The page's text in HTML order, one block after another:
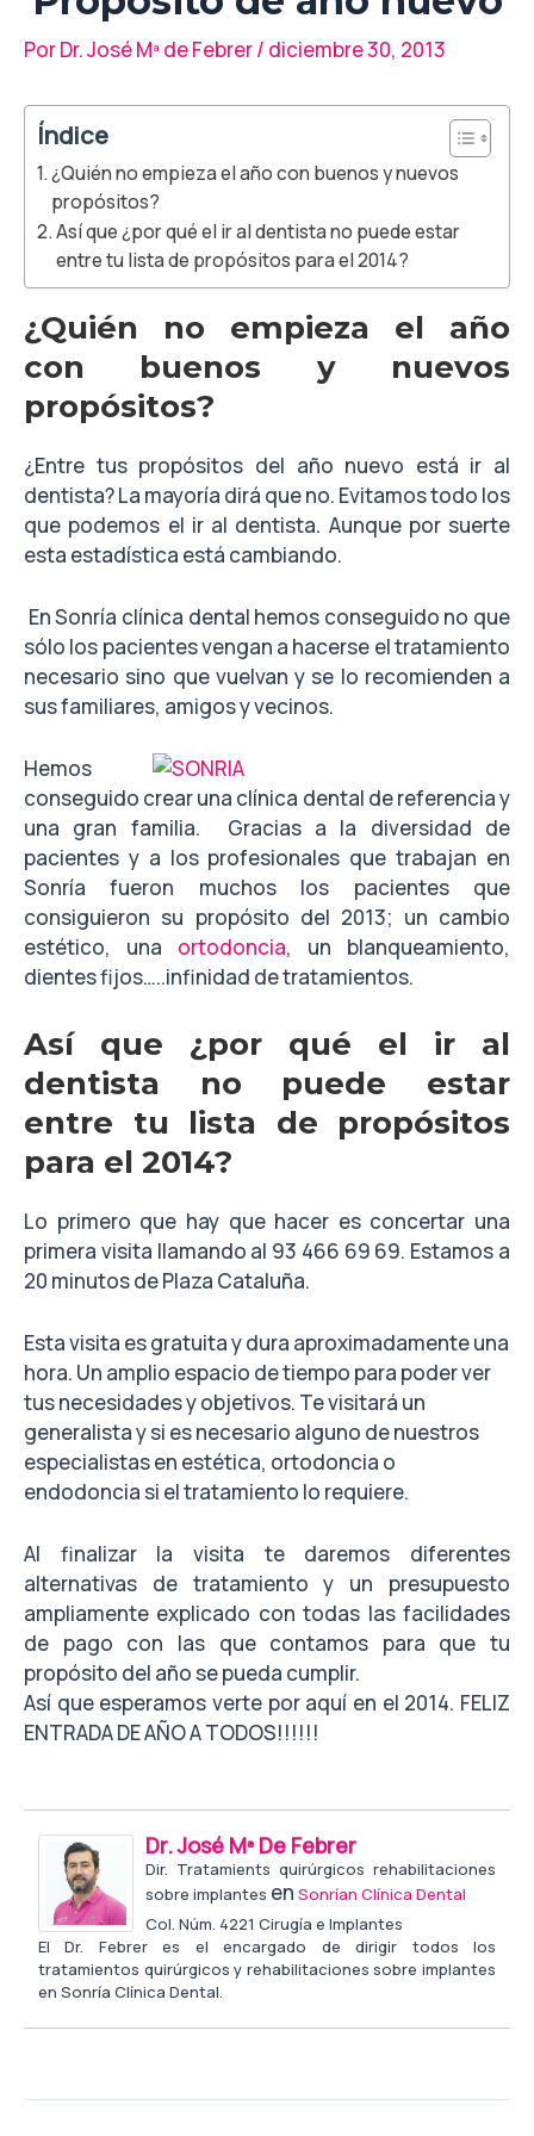
PorDr. José Mª de Febrer/ diciembre 30, 2013
Índice
¿Quién no empieza el año con buenos y nuevos
propósitos?
Así que ¿por qué el ir al dentista no puede estar
entre tu lista de propósitos para el 2014?
¿Quién no empieza el año
con buenos y nuevos
propósitos?
¿Entre tus propósitos del año nuevo está ir al
dentista? La mayoría dirá que no. Evitamos todo los
que podemos el ir al dentista. Aunque por suerte
esta estadística está cambiando.
En Sonría clínica dental hemos conseguido no que
sólo los pacientes vengan a hacerse el tratamiento
necesario sino que vuelvan y se lo recomienden a
sus familiares, amigos y vecinos.
Hemos
conseguido crear una clínica dental de referencia y
una gran familia. Gracias a la diversidad de
pacientes y a los profesionales que trabajan en
Sonría fueron muchos los pacientes que
consiguieron su propósito del 2013; un cambio
estético, una ortodoncia, un blanqueamiento,
dientes fijos…..infinidad de tratamientos.
Así que ¿por qué el ir al
dentista no puede estar
entre tu lista de propósitos
para el 2014?
Lo primero que hay que hacer es concertar una
primera visita llamando al 93 466 69 69. Estamos a
20 minutos de Plaza Cataluña.
Esta visita es gratuita y dura aproximadamente una
hora. Un amplio espacio de tiempo para poder ver
tus necesidades y objetivos. Te visitará un
generalista y si es necesario alguno de nuestros
especialistas en estética, ortodoncia o
endodoncia si el tratamiento lo requiere.
Al finalizar la visita te daremos diferentes
alternativas de tratamiento y un presupuesto
ampliamente explicado con todas las facilidades
de pago con las que contamos para que tu
propósito del año se pueda cumplir.
Así que esperamos verte por aquí en el 2014. FELIZ
ENTRADA DE AÑO A TODOS!!!!!!
Dr. José Mª De Febrer
Dir. Tratamients quirúrgicos rehabilitaciones
sobre implantes en Sonrían Clínica Dental
Col. Núm. 4221 Cirugía e Implantes
El Dr. Febrer es el encargado de dirigir todos los
tratamientos quirúrgicos y rehabilitaciones sobre implantes
en Sonría Clínica Dental.